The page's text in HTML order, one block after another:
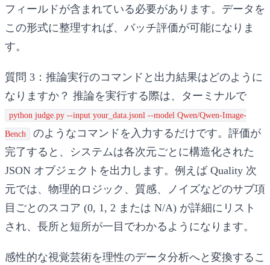
フィールドが含まれている必要があります。データを
この形式に整理すれば、バッチ評価が可能になりま
す。
質問 3：推論実行のコマンドと出力結果はどのように
なりますか？ 推論を実行する際は、ターミナルで
python judge.py --input your_data.jsonl --model Qwen/Qwen-Image-
Bench
のようなコマンドを入力するだけです。評価が
完了すると、システムは各次元ごとに構造化された
JSON オブジェクトを出力します。例えば Quality 次
元では、物理的ロジック、質感、ノイズなどのサブ項
目ごとのスコア (0, 1, 2 または N/A) が詳細にリスト
され、長所と短所が一目でわかるようになります。
感性的な視覚芸術を理性のデータ分析へと変換するこ